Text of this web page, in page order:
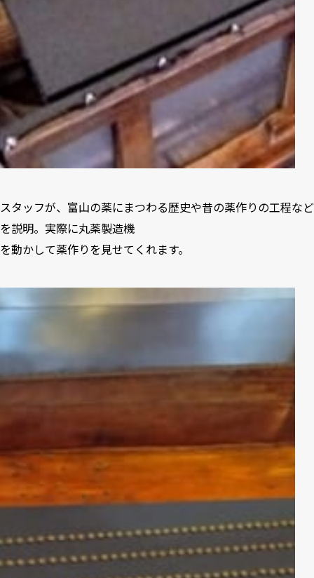
スタッフが、富山の薬にまつわる歴史や昔の薬作りの工程など
を説明。実際に丸薬製造機
を動かして薬作りを見せてくれます。